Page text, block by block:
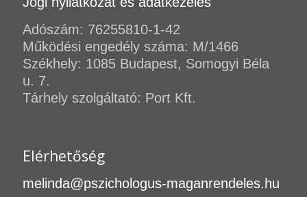
Adószám: 76255810-1-42
Működési engedély száma: M/1466
Székhely: 1085 Budapest, Somogyi Béla
u. 7.
Tárhely szolgáltató: Port Kft.
Elérhetőség
melinda@pszichologus-maganrendeles.hu